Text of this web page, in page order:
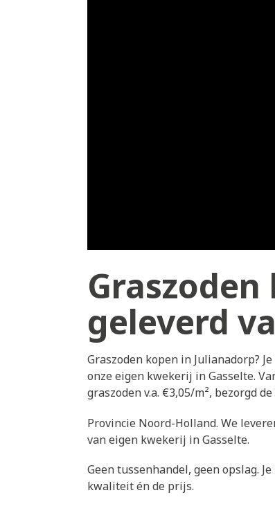
geleverd
Graszoden kopen in Julianadorp?
onze eigen kwekerij in Gasselte.
graszoden v.a. €3,05/m², bezorgd
Provincie Noord-Holland. We
van eigen kwekerij in Gasselte.
Geen tussenhandel, geen opslag.
kwaliteit én de prijs.